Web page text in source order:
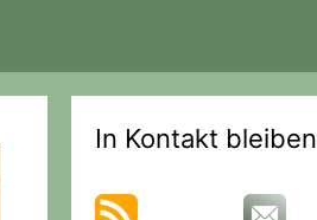
In Kontakt bleiben